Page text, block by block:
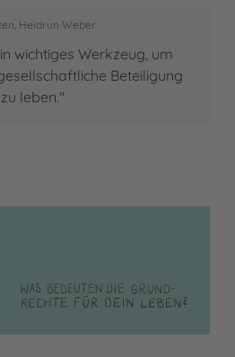
Heidrun Weber
wichtiges Werkzeug, um
Beteiligung
leben."